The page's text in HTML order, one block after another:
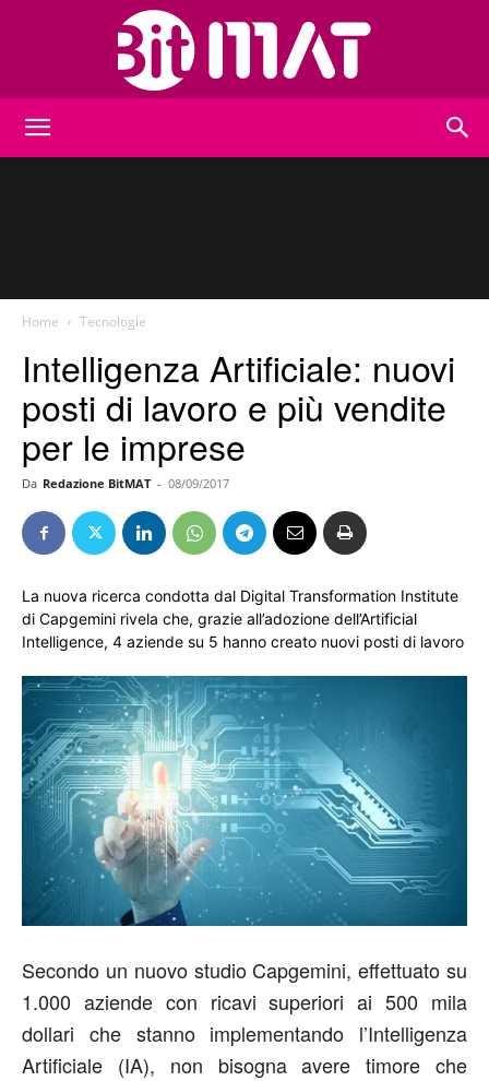
Home Tecnologie
Intelligenza Artificiale: nuovi
posti di lavoro e più vendite
per le imprese
Da Redazione BitMAT - 08/09/2017
La nuova ricerca condotta dal Digital Transformation Institute
di Capgemini rivela che, grazie all’adozione dell’Artificial
Intelligence, 4 aziende su 5 hanno creato nuovi posti di lavoro
Secondo un nuovo studio Capgemini, effettuato su
1.000 aziende con ricavi superiori ai 500 mila
dollari che stanno implementando l’Intelligenza
Artificiale (IA), non bisogna avere timore che